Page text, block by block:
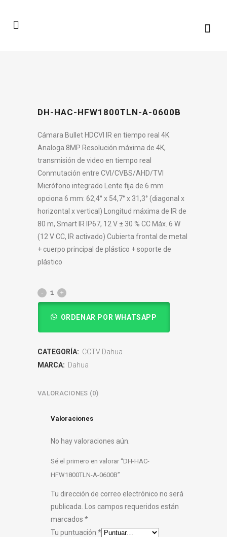
DH-HAC-HFW1800TLN-A-0600B
Cámara Bullet HDCVI IR en tiempo real 4K
Analoga 8MP Resolución máxima de 4K,
transmisión de video en tiempo real
Conmutación entre CVI/CVBS/AHD/TVI
Micrófono integrado Lente fija de 6 mm
opciona 6 mm: 62,4° x 54,7° x 31,3° (diagonal x
horizontal x vertical) Longitud máxima de IR de
80 m, Smart IR IP67, 12 V ± 30 % CC Máx. 6 W
(12 V CC, IR activado) Cubierta frontal de metal
+ cuerpo principal de plástico + soporte de
plástico
ORDENAR POR WHATSAPP
CATEGORÍA: CCTV Dahua
MARCA: Dahua
VALORACIONES (0)
Valoraciones
No hay valoraciones aún.
Sé el primero en valorar “DH-HAC-
HFW1800TLN-A-0600B”
Tu dirección de correo electrónico no será
publicada.
Los campos requeridos están
marcados *
Tu puntuación *